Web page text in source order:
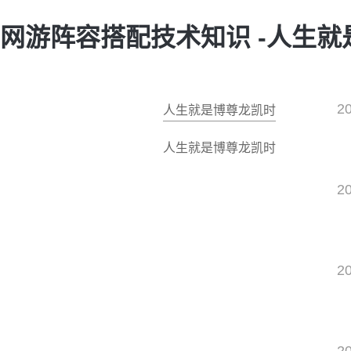
网游阵容搭配技术知识 -人生
人生就是博尊龙凯时
人生就是博尊龙凯时